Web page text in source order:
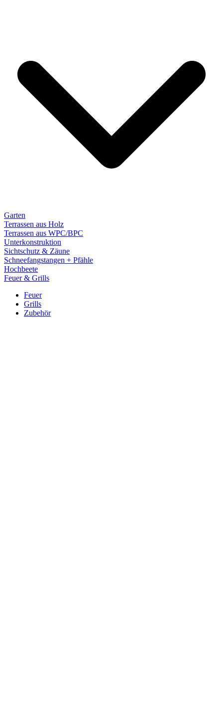
Garten
Terrassen aus Holz
Terrassen aus WPC/BPC
Unterkonstruktion
Sichtschutz & Zäune
Schneefangstangen + Pfähle
Hochbeete
Feuer & Grills
Feuer
Grills
Zubehör